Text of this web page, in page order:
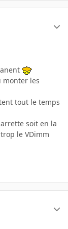
monter les
tout le temps
soit en la
le VDimm